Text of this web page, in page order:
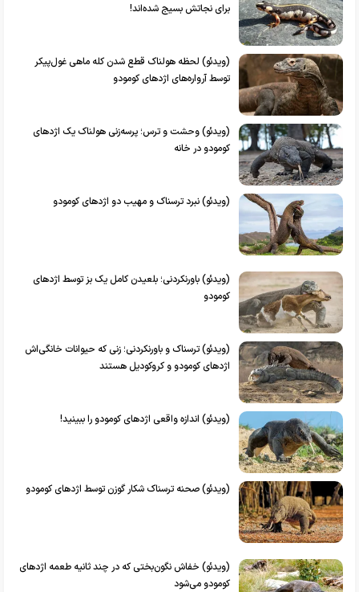
برای نجاتش بسیج شده‌اند!
(ویدئو) لحظه هولناک قطع شدن کله ماهی غول‌پیکر
توسط آرواره‌های اژد‌های کومودو
(ویدئو) وحشت و ترس؛ پرسه‌زنی هولناک یک اژد‌های
کومودو در خانه
(ویدئو) نبرد ترسناک و مهیب دو اژد‌های کومودو
(ویدئو) باورنکردنی؛ بلعیدن کامل یک بز توسط اژد‌های
کومودو
(ویدئو) ترسناک و باورنکردنی؛ زنی که حیوانات خانگی‌اش
اژد‌های کومودو و کروکودیل هستند
(ویدئو) اندازه واقعی اژد‌های کومودو را ببینید!
(ویدئو) صحنه ترسناک شکار گوزن توسط اژد‌های کومودو
(ویدئو) خفاش نگون‌بختی که در چند ثانیه طعمه اژد‌های
کومودو می‌شود